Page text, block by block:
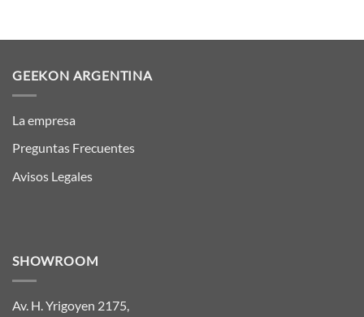
GEEKON ARGENTINA
La empresa
Preguntas Frecuentes
Avisos Legales
SHOWROOM
Av. H. Yrigoyen 2175,